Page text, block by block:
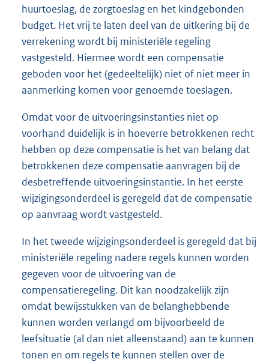
huurtoeslag, de zorgtoeslag en het kindgebonden
budget. Het vrij te laten deel van de uitkering bij de
verrekening wordt bij ministeriële regeling
vastgesteld. Hiermee wordt een compensatie
geboden voor het (gedeeltelijk) niet of niet meer in
aanmerking komen voor genoemde toeslagen.
Omdat voor de uitvoeringsinstanties niet op
voorhand duidelijk is in hoeverre betrokkenen recht
hebben op deze compensatie is het van belang dat
betrokkenen deze compensatie aanvragen bij de
desbetreffende uitvoeringsinstantie. In het eerste
wijzigingsonderdeel is geregeld dat de compensatie
op aanvraag wordt vastgesteld.
In het tweede wijzigingsonderdeel is geregeld dat bij
ministeriële regeling nadere regels kunnen worden
gegeven voor de uitvoering van de
compensatieregeling. Dit kan noodzakelijk zijn
omdat bewijsstukken van de belanghebbende
kunnen worden verlangd om bijvoorbeeld de
leefsituatie (al dan niet alleenstaand) aan te kunnen
tonen en om regels te kunnen stellen over de